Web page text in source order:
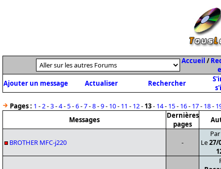
Accueil /
Ajouter un message
Actualiser Rechercher
Pages : 1 -2-3-4-5-6-7-8-9- 10- 11 - 12- 13- 14- 15- 16- 17- 18-
Messages
Dernières
pages
BROTHER MFC-j220 -
Par
Le27/